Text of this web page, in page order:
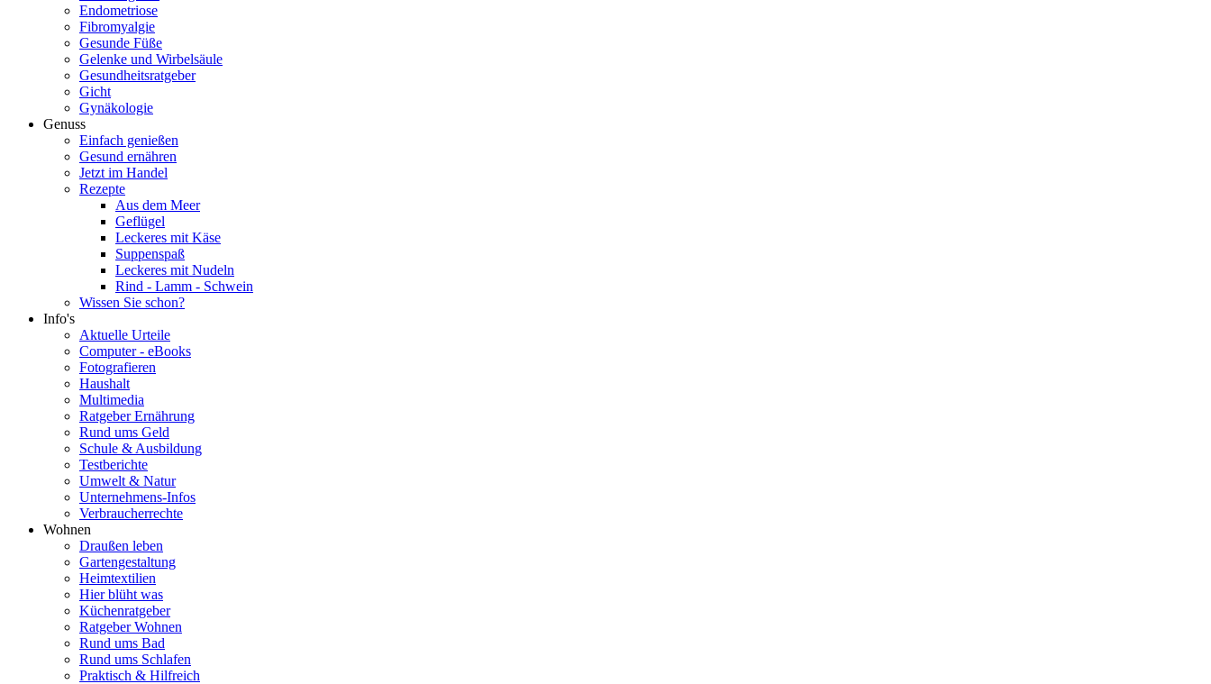
Endometriose
Fibromyalgie
Gesunde Füße
Gelenke und Wirbelsäule
Gesundheitsratgeber
Gicht
Gynäkologie
Genuss
Einfach genießen
Gesund ernähren
Jetzt im Handel
Rezepte
Aus dem Meer
Geflügel
Leckeres mit Käse
Suppenspaß
Leckeres mit Nudeln
Rind - Lamm - Schwein
Wissen Sie schon?
Info's
Aktuelle Urteile
Computer - eBooks
Fotografieren
Haushalt
Multimedia
Ratgeber Ernährung
Rund ums Geld
Schule & Ausbildung
Testberichte
Umwelt & Natur
Unternehmens-Infos
Verbraucherrechte
Wohnen
Draußen leben
Gartengestaltung
Heimtextilien
Hier blüht was
Küchenratgeber
Ratgeber Wohnen
Rund ums Bad
Rund ums Schlafen
Praktisch & Hilfreich